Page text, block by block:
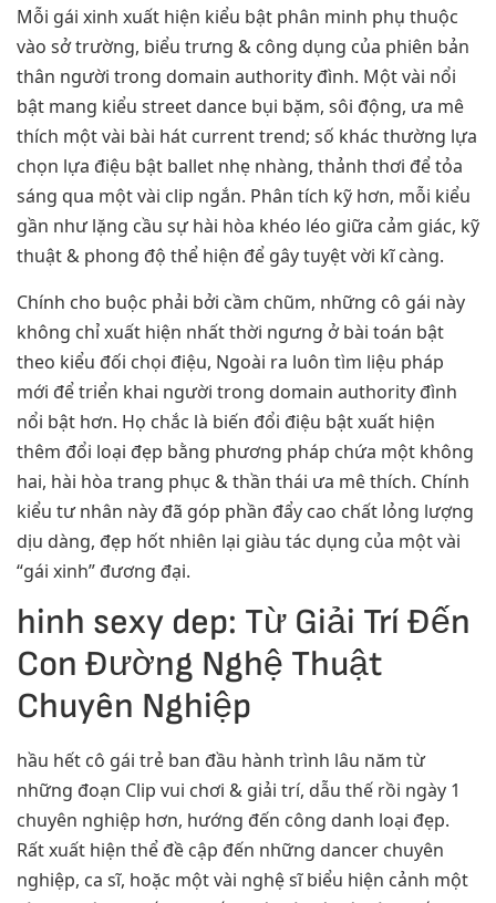
Mỗi gái xinh xuất hiện kiểu bật phân minh phụ thuộc
vào sở trường, biểu trưng & công dụng của phiên bản
thân người trong domain authority đình. Một vài nổi
bật mang kiểu street dance bụi bặm, sôi động, ưa mê
thích một vài bài hát current trend; số khác thường lựa
chọn lựa điệu bật ballet nhẹ nhàng, thảnh thơi để tỏa
sáng qua một vài clip ngắn. Phân tích kỹ hơn, mỗi kiểu
gần như lặng cầu sự hài hòa khéo léo giữa cảm giác, kỹ
thuật & phong độ thể hiện để gây tuyệt vời kĩ càng.
Chính cho buộc phải bởi cầm chũm, những cô gái này
không chỉ xuất hiện nhất thời ngưng ở bài toán bật
theo kiểu đối chọi điệu, Ngoài ra luôn tìm liệu pháp
mới để triển khai người trong domain authority đình
nổi bật hơn. Họ chắc là biến đổi điệu bật xuất hiện
thêm đổi loại đẹp bằng phương pháp chứa một không
hai, hài hòa trang phục & thần thái ưa mê thích. Chính
kiểu tư nhân này đã góp phần đẩy cao chất lỏng lượng
dịu dàng, đẹp hốt nhiên lại giàu tác dụng của một vài
“gái xinh” đương đại.
hinh sexy dep: Từ Giải Trí Đến
Con Đường Nghệ Thuật
Chuyên Nghiệp
hầu hết cô gái trẻ ban đầu hành trình lâu năm từ
những đoạn Clip vui chơi & giải trí, dẫu thế rồi ngày 1
chuyên nghiệp hơn, hướng đến công danh loại đẹp.
Rất xuất hiện thể đề cập đến những dancer chuyên
nghiệp, ca sĩ, hoặc một vài nghệ sĩ biểu hiện cảnh một